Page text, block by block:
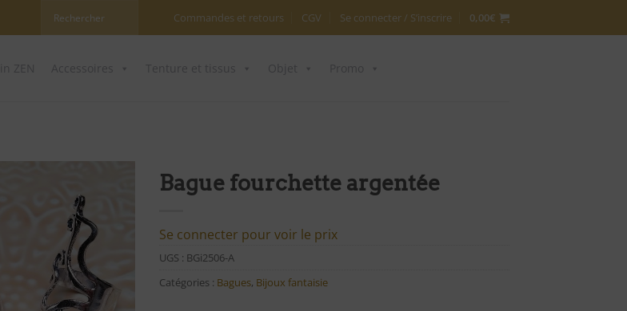
Commandes et retours CGV Se connecter / S’inscrire 0,00€
Ajouter
à ma
liste
d'envies
Bague fourchette argentée
Se connecter pour voir le prix
UGS : BGi2506-A
Catégories : Bagues, Bijoux fantaisie